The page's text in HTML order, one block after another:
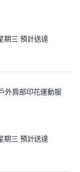
期三 預計送達
外肩部印花運動服
期三 預計送達